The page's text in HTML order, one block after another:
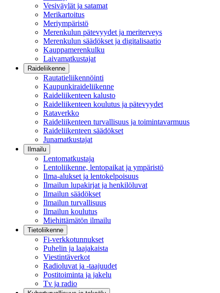
Vesiväylät ja satamat
Merikartoitus
Meriympäristö
Merenkulun pätevyydet ja meriterveys
Merenkulun säädökset ja digitalisaatio
Kauppamerenkulku
Laivamatkustajat
Raideliikenne
Rautatieliikennöinti
Kaupunkiraideliikenne
Raideliikenteen kalusto
Raideliikenteen koulutus ja pätevyydet
Rataverkko
Raideliikenteen turvallisuus ja toimintavarmuus
Raideliikenteen säädökset
Junamatkustajat
Ilmailu
Lentomatkustaja
Lentoliikenne, lentopaikat ja ympäristö
Ilma-alukset ja lentokelpoisuus
Ilmailun lupakirjat ja henkilöluvat
Ilmailun säädökset
Ilmailun turvallisuus
Ilmailun koulutus
Miehittämätön ilmailu
Tietoliikenne
Fi-verkkotunnukset
Puhelin ja laajakaista
Viestintäverkot
Radioluvat ja -taajuudet
Postitoiminta ja jakelu
Tv ja radio